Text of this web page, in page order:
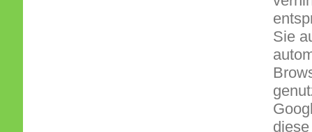
Sie